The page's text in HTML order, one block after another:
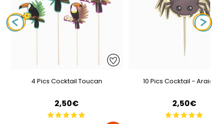
4 Pics Cocktail Toucan
2,50€
10 Pics Cocktail -
2,50€